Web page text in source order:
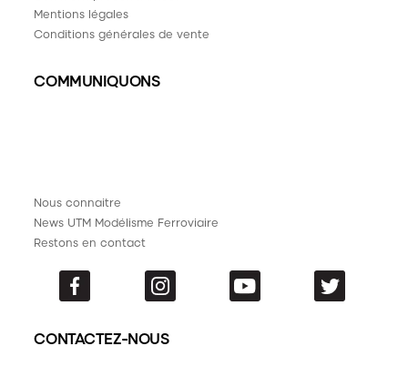
Mentions légales
Conditions générales de vente
COMMUNIQUONS
Nous connaitre
News UTM Modélisme Ferroviaire
Restons en contact
CONTACTEZ-NOUS